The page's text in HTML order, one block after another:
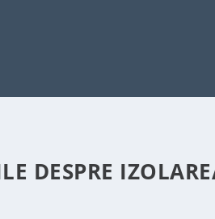
DESPRE